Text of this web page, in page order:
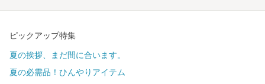
ピックアップ特集
夏の挨拶、まだ間に合います。
夏の必需品！ひんやりアイテム